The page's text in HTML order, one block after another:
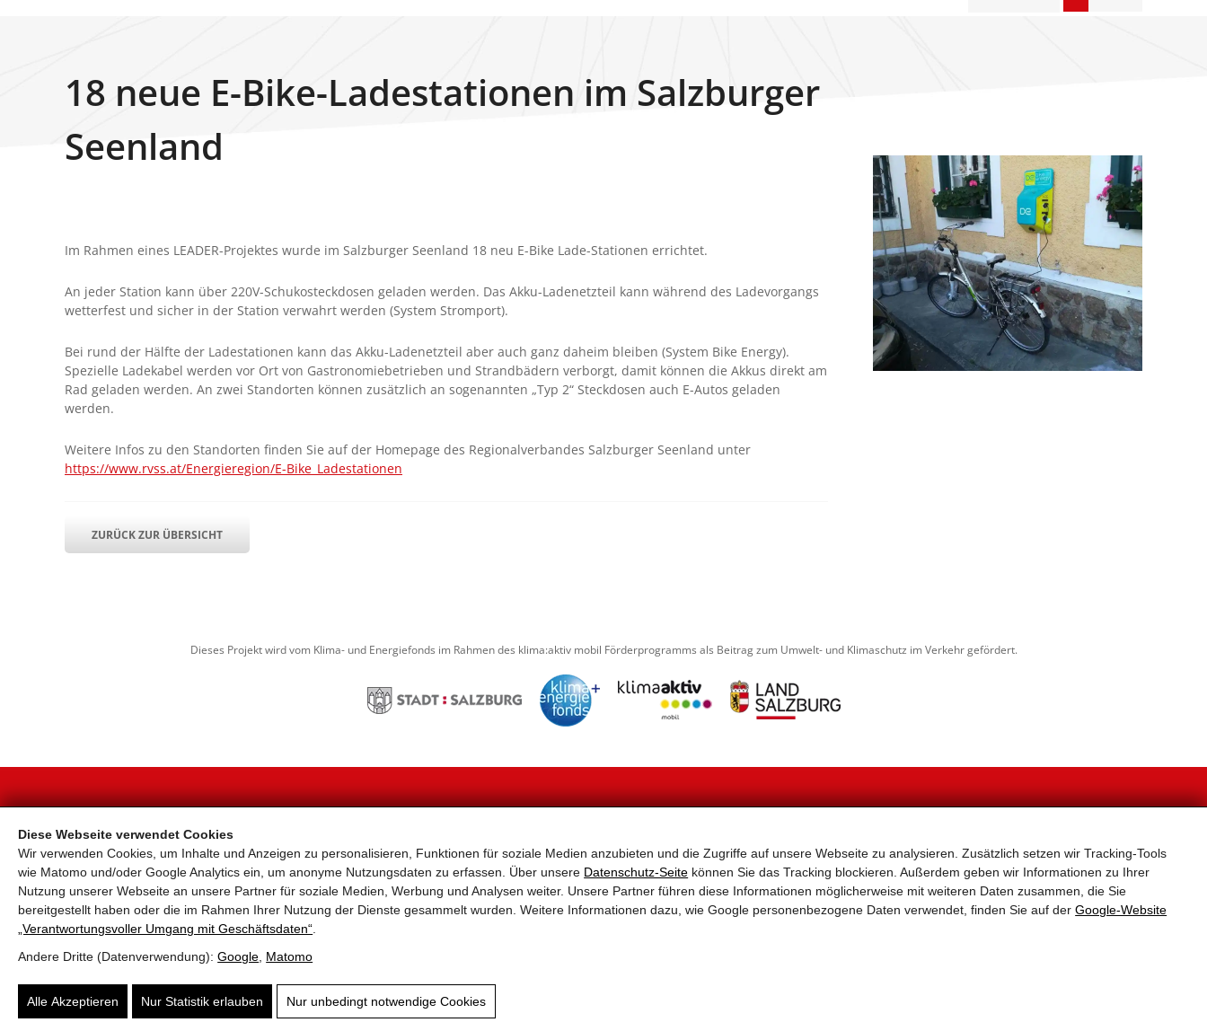
Diese Webseite verwendet Cookies
Wir verwenden Cookies, um Inhalte und Anzeigen zu personalisieren, Funktionen für soziale Medien anzubieten und die Zugriffe auf unsere Webseite zu analysieren. Zusätzlich setzen wir Tracking-Tools
wie Matomo und/oder Google Analytics ein, um anonyme Nutzungsdaten zu erfassen. Über unsere Datenschutz-Seite können Sie das Tracking blockieren. Außerdem geben wir Informationen zu Ihrer
Nutzung unserer Webseite an unsere Partner für soziale Medien, Werbung und Analysen weiter. Unsere Partner führen diese Informationen möglicherweise mit weiteren Daten zusammen, die Sie
bereitgestellt haben oder die im Rahmen Ihrer Nutzung der Dienste gesammelt wurden. Weitere Informationen dazu, wie Google personenbezogene Daten verwendet, finden Sie auf derGoogle‑Website
„Verantwortungsvoller Umgang mit Geschäftsdaten“
Andere Dritte (Datenverwendung):Google Matomo
Alle Akzeptieren Nur Statistik erlauben Nur unbedingt notwendige Cookies
18 neue E-Bike-Ladestationen im Salzburger
Seenland
Im Rahmen eines LEADER-Projektes wurde im Salzburger Seenland 18 neu E-Bike Lade-Stationen errichtet.
An jeder Station kann über 220V-Schukosteckdosen geladen werden. Das Akku-Ladenetzteil kann während des Ladevorgangs
wetterfest und sicher in der Station verwahrt werden (System Stromport).
Bei rund der Hälfte der Ladestationen kann das Akku-Ladenetzteil aber auch ganz daheim bleiben (System Bike Energy).
Spezielle Ladekabel werden vor Ort von Gastronomiebetrieben und Strandbädern verborgt, damit können die Akkus direkt am
Rad geladen werden. An zwei Standorten können zusätzlich an sogenannten „Typ 2“ Steckdosen auch E-Autos geladen
werden.
Weitere Infos zu den Standorten finden Sie auf der Homepage des Regionalverbandes Salzburger Seenland unter
https://www.rvss.at/Energieregion/E-Bike_Ladestationen
ZURÜCK ZUR ÜBERSICHT
Dieses Projekt wird vom Klima- und Energiefonds im Rahmen des klima:aktiv mobil Förderprogramms als Beitrag zum Umwelt- und Klimaschutz im Verkehr gefördert.
Land Salzburg, Ursula Hemetsberger, +43 662 8042–
4491
Stadtgemeinde Salzburg, Markus Huber, +43 662
8072-2578
office@salzburgrad.at
Suchen nach ...
submit
Home
Aktionen
Service & Tipps – Alles rund
ums Rad
Rad-Tourismus
Aktuelles
Partner
Links
Sitemap
Impressum & Datenschutz
Tragen Sie sich hier einfach, unverbindlich und kostenlos für den Newsletter ein.
Wir informieren Sie gerne über Neuerungen und Aktuelles zum Radfahren in Stadt
und Land Salzburg.
Ihre Mailadresse wird nur für die Versendung des Rad-Newsletters verwendet.